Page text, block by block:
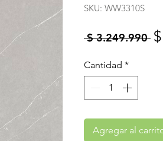
SKU: WW3310S
$ 3.249.990
Cantidad *
Agregar al